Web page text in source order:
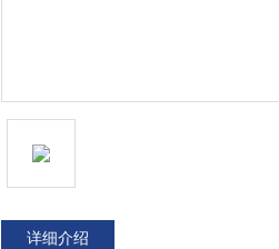
详细介绍